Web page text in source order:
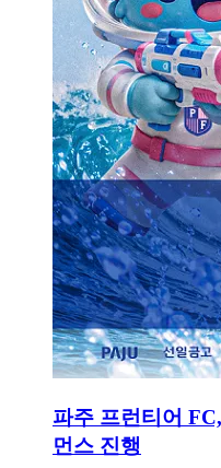
파주 프런티어
먼스 진행